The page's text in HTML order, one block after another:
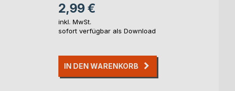
2,99 €
inkl. MwSt.
sofort verfügbar als Download
IN DEN WARENKORB